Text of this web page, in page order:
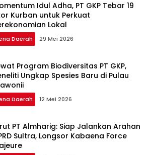
Idul Adha, PT GKP Tebar 19
Kurban untuk Perkuat
Lokal
Daerah 29 Mei 2026
Program Biodiversitas PT GKP,
Ungkap Spesies Baru di Pulau
Daerah 12 Mei 2026
PT Almharig: Siap Jalankan Arahan
Sultra, Longsor Kabaena Force